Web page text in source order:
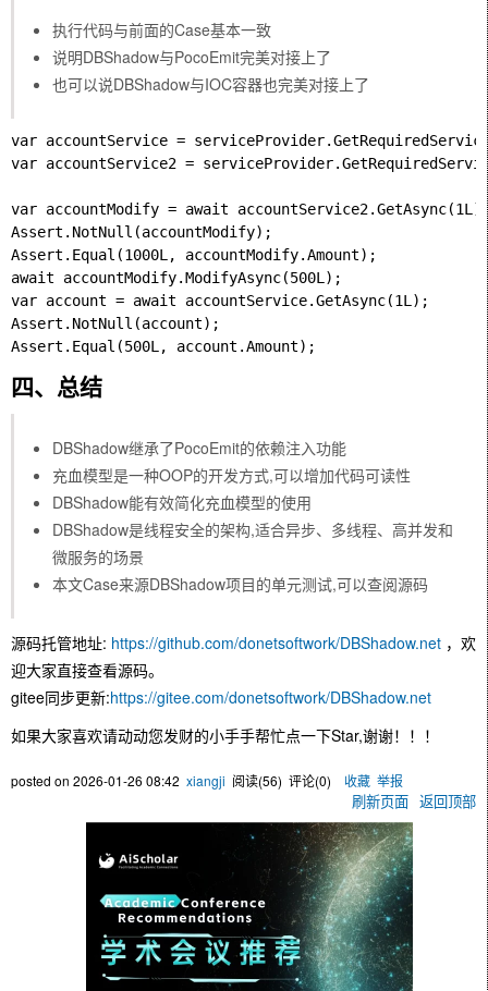
执行代码与前面的Case基本一致
说明DBShadow与PocoEmit完美对接上了
也可以说DBShadow与IOC容器也完美对接上了
var accountService =
var accountService2 =
var accountModify = await
Assert.NotNull(accountModify);
Assert.Equal(1000L, accountModify.Amount);
await accountModify.ModifyAsync(500L);
var account = await accountService.GetAsync(1L);
Assert.NotNull(account);
四、总结
DBShadow继承了PocoEmit的依赖注入功能
充血模型是一种OOP的开发方式,可以增加代码可读性
DBShadow能有效简化充血模型的使用
DBShadow是线程安全的架构,适合异步、多线程、高并发和
微服务的场景
本文Case来源DBShadow项目的单元测试,可以查阅源码
源码托管地址: https://github.com/donetsoftwork/DBShadow.net ，欢
迎大家直接查看源码。
gitee同步更新:https://gitee.com/donetsoftwork/DBShadow.net
如果大家喜欢请动动您发财的小手手帮忙点一下Star,谢谢！！！
posted on 2026-01-26 08:42 xiangji 阅读(56) 评论(0) 收藏 举报
刷新页面 返回顶部